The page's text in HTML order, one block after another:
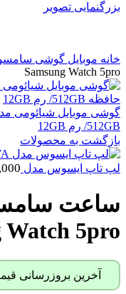
بزرگنمایی تصویر
خانه موبایل گوشی
Samsung Watch 5pro
512GB/ رم 12GB
بازگشت به محصولات
لپ تاپ ایسوس مدل VivoBook 15 F1504VA
Watch 5pro
آخرین بروزرسانی قیمت: 2